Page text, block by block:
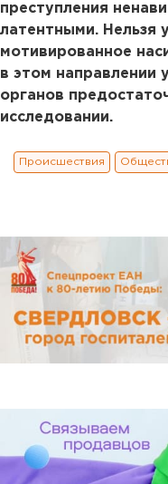
преступления
латентными. Нельзя
мотивированное
в этом направлении
органов
исследовании.
Происшествия